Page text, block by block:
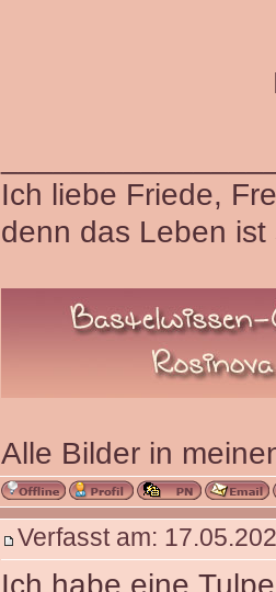
Ich liebe Friede,
denn das Leben
Alle Bilder in
Verfasst am:
Ich habe eine